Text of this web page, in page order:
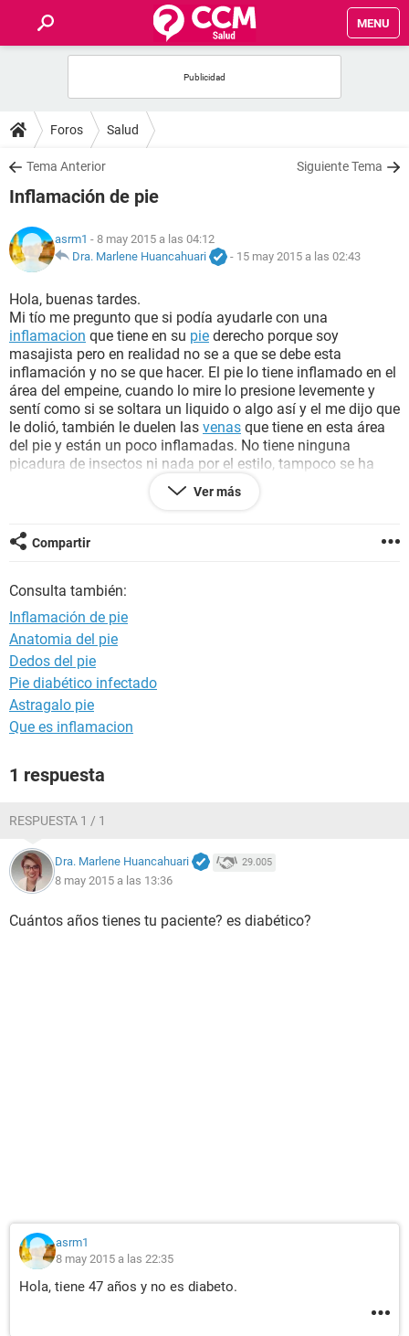
MENU
FOROS
SALUD
NUTRICIÓN
BIENESTAR
SEXUALIDAD
GLOSARIO
Foros Salud
Tema Anterior Siguiente Tema
Inflamación de pie
asrm1 - 8 may 2015 a las 04:12
Dra. Marlene Huancahuari
- 15 may 2015 a las 02:43
Hola, buenas tardes.
Mi tío me pregunto que si podía ayudarle con una
inflamacion que tiene en su pie derecho porque soy
masajista pero en realidad no se a que se debe esta
inflamación y no se que hacer. El pie lo tiene inflamado en el
área del empeine, cuando lo mire lo presione levemente y
sentí como si se soltara un liquido o algo así y el me dijo que
le dolió, también le duelen las venas que tiene en esta área
del pie y están un poco inflamadas. No tiene ninguna
picadura de insectos ni nada por el estilo, tampoco se ha
Es urgente, me gustaría que me ayudaran y me dijeran que
Ver más
Compartir
Consulta también:
Inflamación de pie
Anatomia del pie
Dedos del pie
Pie diabético infectado
Astragalo pie
Que es inflamacion
1 respuesta
RESPUESTA 1 / 1
Dra. Marlene Huancahuari 29.005
8 may 2015 a las 13:36
Cuántos años tienes tu paciente? es diabético?
asrm1
8 may 2015 a las 22:35
Hola, tiene 47 años y no es diabeto.